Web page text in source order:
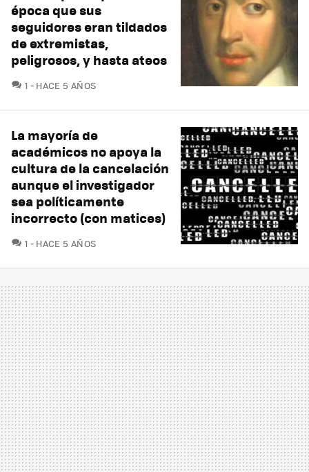
época que sus
seguidores eran tildados
de extremistas,
peligrosos, y hasta ateos
1 COMENTARIOS
HACE 5 AÑOS
La mayoría de
académicos no apoya la
cultura de la cancelación
aunque el investigador
sea políticamente
incorrecto (con matices)
1 COMENTARIOS
HACE 5 AÑOS